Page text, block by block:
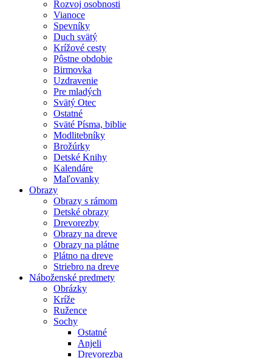
Rozvoj osobnosti
Vianoce
Spevníky
Duch svätý
Krížové cesty
Pôstne obdobie
Birmovka
Uzdravenie
Pre mladých
Svätý Otec
Ostatné
Sväté Písma, biblie
Modlitebníky
Brožúrky
Detské Knihy
Kalendáre
Maľovanky
Obrazy
Obrazy s rámom
Detské obrazy
Drevorezby
Obrazy na dreve
Obrazy na plátne
Plátno na dreve
Striebro na dreve
Náboženské predmety
Obrázky
Kríže
Ružence
Sochy
Ostatné
Anjeli
Drevorezba